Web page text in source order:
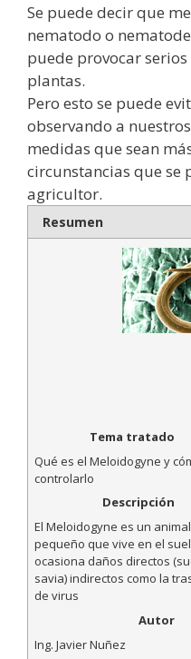
Se puede decir que
nematodo o
puede provocar
plantas.
Pero esto se puede
observando a
medidas que sean
circunstancias que se
agricultor.
Resumen
Tema tratado
Qué es el Meloidogyne y
controlarlo
Descripción
El Meloidogyne es un
pequeño que vive en el
ocasiona daños directos
savia) indirectos como la
de virus
Autor
Ing. Javier Nuñez